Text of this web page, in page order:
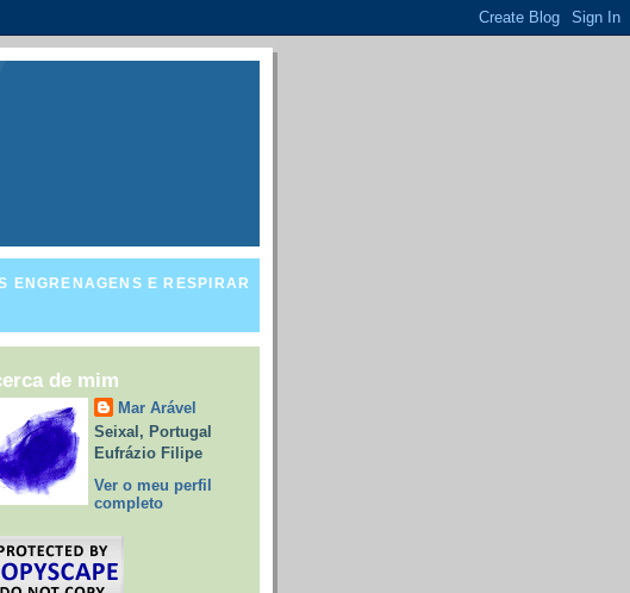
ENGRENAGENS E RESPIRAR
de mim
Mar Arável
Seixal, Portugal
Eufrázio Filipe
Ver o meu perfil
completo